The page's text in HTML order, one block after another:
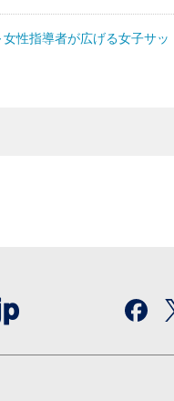
性指導者が広げる女子サッ